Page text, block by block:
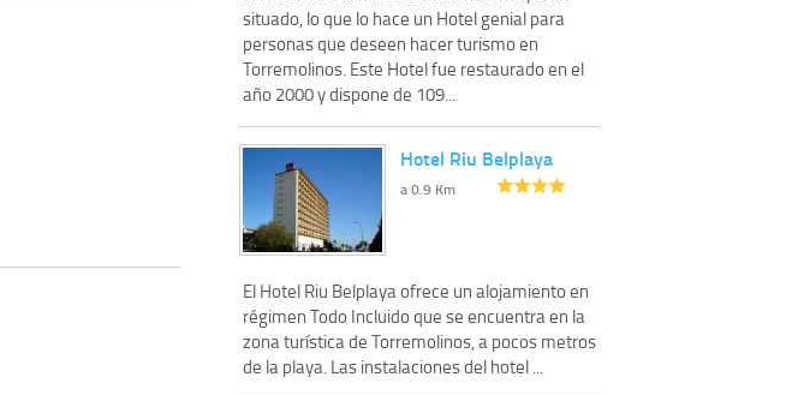
situado, lo que lo hace un Hotel genial para
personas que deseen hacer turismo en
Torremolinos. Este Hotel fue restaurado en el
año 2000 y dispone de 109...
Hotel Riu Belplaya
a 0.9 Km
El Hotel Riu Belplaya ofrece un alojamiento en
régimen Todo Incluido que se encuentra en la
zona turística de Torremolinos, a pocos metros
de la playa. Las instalaciones del hotel ...